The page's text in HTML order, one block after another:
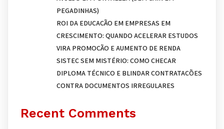
PEGADINHAS)
ROI DA EDUCAÇÃO EM EMPRESAS EM
CRESCIMENTO: QUANDO ACELERAR ESTUDOS
VIRA PROMOÇÃO E AUMENTO DE RENDA
SISTEC SEM MISTÉRIO: COMO CHECAR
DIPLOMA TÉCNICO E BLINDAR CONTRATAÇÕES
CONTRA DOCUMENTOS IRREGULARES
Recent Comments